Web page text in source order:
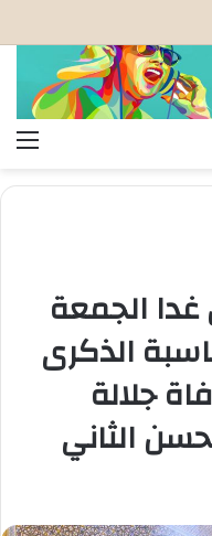
غدا الجمعة
الذكرى
جلالة
الثاني